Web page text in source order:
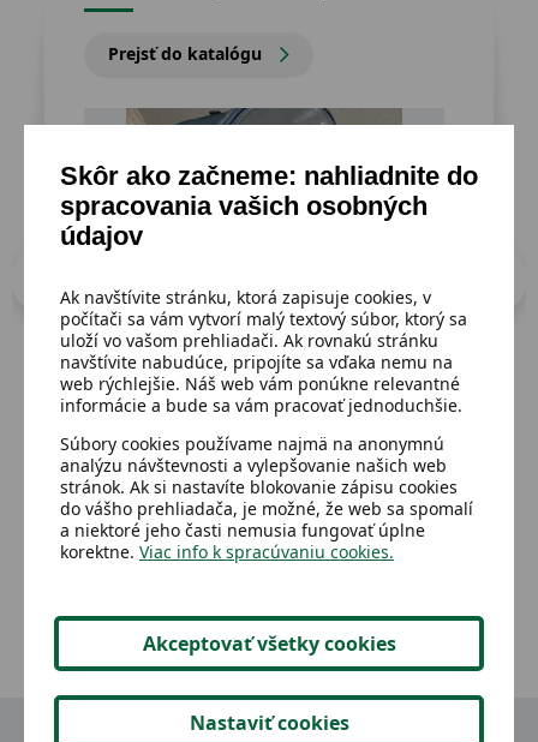
Prejsť do katalógu
Dostupný
Školský vak
Detail 2,02 €
Skôr ako začneme: nahliadnite do
spracovania vašich osobných
údajov
Ak navštívite stránku, ktorá zapisuje cookies, v
počítači sa vám vytvorí malý textový súbor, ktorý sa
uloží vo vašom prehliadači. Ak rovnakú stránku
navštívite nabudúce, pripojíte sa vďaka nemu na
web rýchlejšie. Náš web vám ponúkne relevantné
informácie a bude sa vám pracovať jednoduchšie.
Súbory cookies používame najmä na anonymnú
analýzu návštevnosti a vylepšovanie našich web
stránok. Ak si nastavíte blokovanie zápisu cookies
do vášho prehliadača, je možné, že web sa spomalí
a niektoré jeho časti nemusia fungovať úplne
korektne. Viac info k spracúvaniu cookies.
Akceptovať všetky cookies
Nastaviť cookies